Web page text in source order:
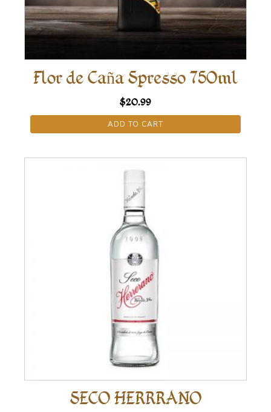
Flor de Caña Spresso 750ml
$20.99
ADD TO CART
SECO HERRRANO